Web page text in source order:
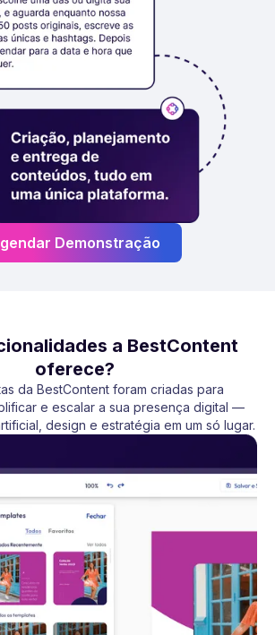
Demonstração
a BestContent
oferece?
da BestContent foram criadas para
e escalar a sua presença digital —
design e estratégia em um só lugar.